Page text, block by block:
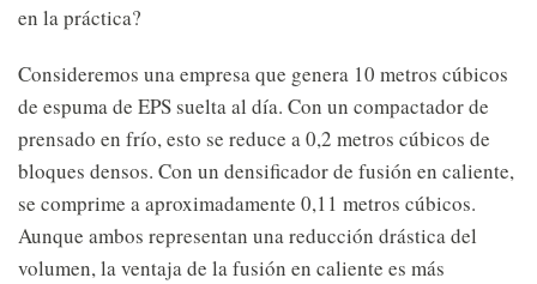
en la práctica?
Consideremos una empresa que genera 10 metros cúbicos
de espuma de EPS suelta al día. Con un compactador de
prensado en frío, esto se reduce a 0,2 metros cúbicos de
bloques densos. Con un densificador de fusión en caliente,
se comprime a aproximadamente 0,11 metros cúbicos.
Aunque ambos representan una reducción drástica del
volumen, la ventaja de la fusión en caliente es más